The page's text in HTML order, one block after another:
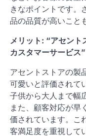
きなポイントです。
品の品質が高いこと
メリット: “アセント
カスタマーサービス”
アセントストアの製
可愛いと評価されて
子供から大人まで幅
また、顧客対応が早
価されています。こ
客満足度を重視して